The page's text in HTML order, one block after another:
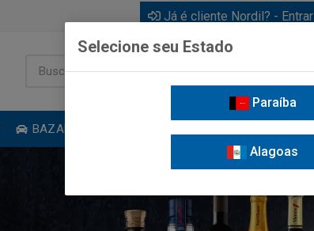
Já é cliente Nordil? - Entrar
BAZAR
Selecione seu Estado
Paraíba
Alagoas